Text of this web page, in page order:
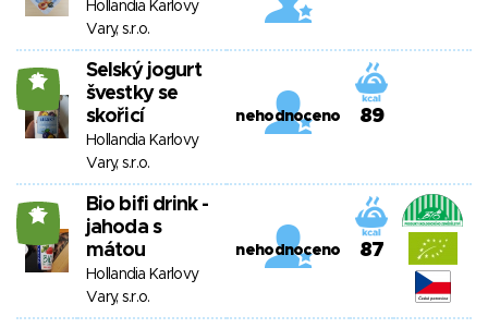
Hollandia Karlovy
Vary, s.r.o.
16
Selský jogurt
švestky se
skořicí
Hollandia Karlovy
Vary, s.r.o.
nehodnoceno 89
15
Bio bifi drink -
jahoda s
mátou
Hollandia Karlovy
Vary, s.r.o.
nehodnoceno 87